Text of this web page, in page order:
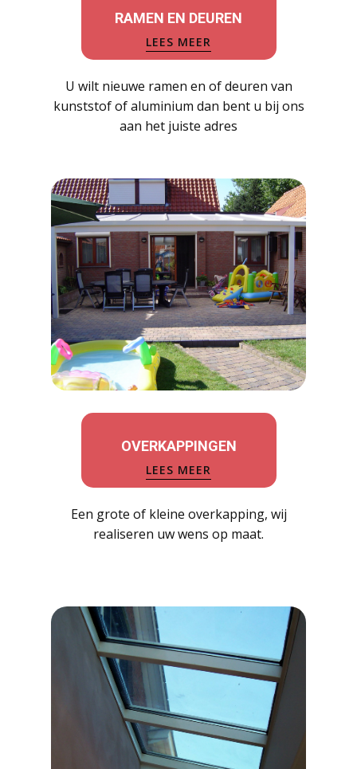
RAMEN EN DEUREN
LEES MEER
U wilt nieuwe ramen en of deuren van
kunststof of aluminium dan bent u bij ons
aan het juiste adres
OVERKAPPINGEN
LEES MEER
Een grote of kleine overkapping, wij
realiseren uw wens op maat.